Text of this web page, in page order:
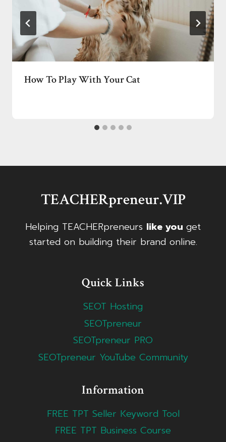
How To Play With Your Cat
TEACHERpreneur.VIP
Helping TEACHERpreneurs like you get
started on building their brand online.
Quick Links
SEOT Hosting
SEOTpreneur
SEOTpreneur PRO
SEOTpreneur YouTube Community
Information
FREE TPT Seller Keyword Tool
FREE TPT Business Course